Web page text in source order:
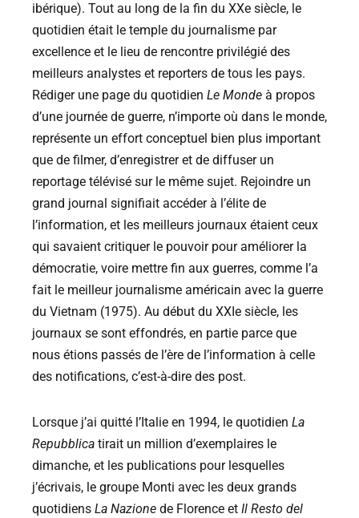
ibérique). Tout au long de la fin du XXe siècle, le
quotidien était le temple du journalisme par
excellence et le lieu de rencontre privilégié des
meilleurs analystes et reporters de tous les pays.
Rédiger une page du quotidien Le Monde à propos
d’une journée de guerre, n’importe où dans le monde,
représente un effort conceptuel bien plus important
que de filmer, d’enregistrer et de diffuser un
reportage télévisé sur le même sujet. Rejoindre un
grand journal signifiait accéder à l’élite de
l’information, et les meilleurs journaux étaient ceux
qui savaient critiquer le pouvoir pour améliorer la
démocratie, voire mettre fin aux guerres, comme l’a
fait le meilleur journalisme américain avec la guerre
du Vietnam (1975). Au début du XXIe siècle, les
journaux se sont effondrés, en partie parce que
nous étions passés de l’ère de l’information à celle
des notifications, c’est-à-dire des post.
Lorsque j’ai quitté l’Italie en 1994, le quotidien La
Repubblica tirait un million d’exemplaires le
dimanche, et les publications pour lesquelles
j’écrivais, le groupe Monti avec les deux grands
quotidiens La Nazione de Florence et Il Resto del